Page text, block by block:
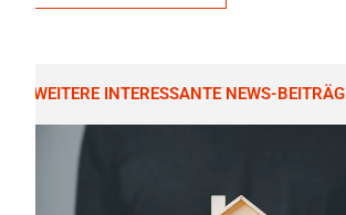
WEITERE INTERESSANTE NEWS-